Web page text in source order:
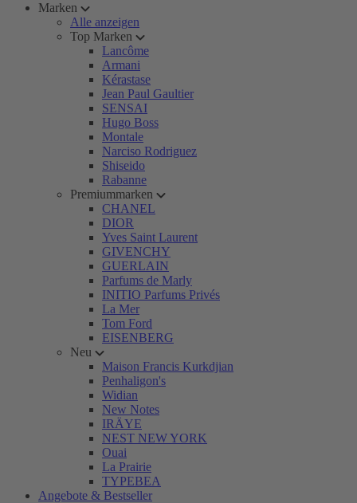
Marken
Alle anzeigen
Top Marken
Lancôme
Armani
Kérastase
Jean Paul Gaultier
SENSAI
Hugo Boss
Montale
Narciso Rodriguez
Shiseido
Rabanne
Premiummarken
CHANEL
DIOR
Yves Saint Laurent
GIVENCHY
GUERLAIN
Parfums de Marly
INITIO Parfums Privés
La Mer
Tom Ford
EISENBERG
Neu
Maison Francis Kurkdjian
Penhaligon's
Widian
New Notes
IRÄYE
NEST NEW YORK
Ouai
La Prairie
TYPEBEA
Angebote & Bestseller